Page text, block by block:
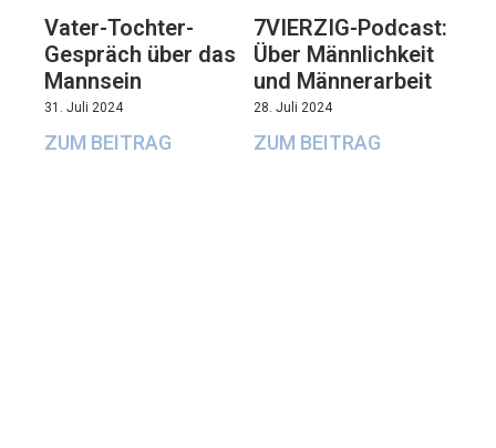
Vater-Tochter-
Gespräch über das
Mannsein
31. Juli 2024
ZUM BEITRAG
7VIERZIG-Podcast:
Über Männlichkeit
und Männerarbeit
28. Juli 2024
ZUM BEITRAG